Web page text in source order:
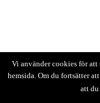
Vi använder cookies för
hemsida. Om du fortsätter
att du